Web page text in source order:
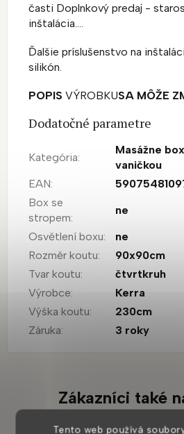
Tento web používá
časti Doplnkový predaj -
inštalácia....
Ďalšie príslušenstvo na
silikón.
POPIS VÝROBKUSA MÔŽE
Dodatočné parametre
Kategória:
Masážne
vaničkou
EAN:
Box se
stropem:
ne
Osvětlení boxu:
ne
Rozměr koutu:
90x90cm
Tvar koutu:
čtvrtkruh
Výrobce:
Kerra
Výška koutu:
230cm
Záruka: 3 roky
Zákazníci také